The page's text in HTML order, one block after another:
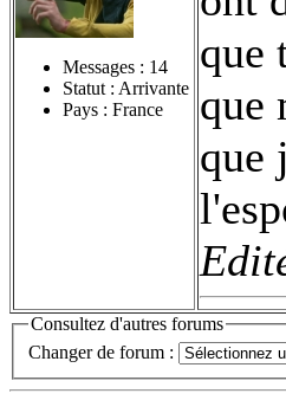
Messages : 14
Statut : Arrivante
Pays : France
que
que
que
Consultez d'autres forums
Changer de forum :